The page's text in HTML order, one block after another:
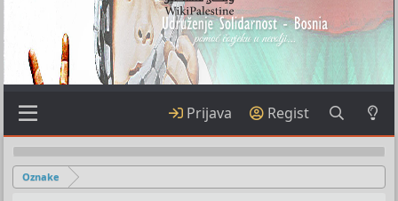
Prijava Regist
Oznake